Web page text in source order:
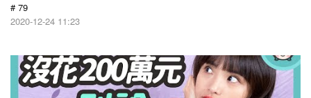
# 79
2020-12-24 11:23